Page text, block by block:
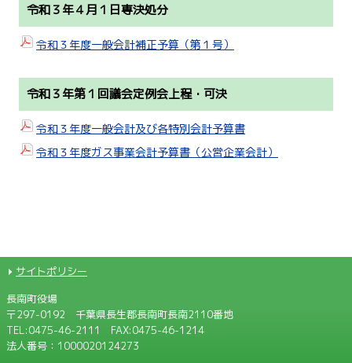
令和３年４月１日専決処分
令和３年度一般会計補正予算（第１号）
令和３年第１回議会定例会上程・可決
令和３年度一般会計及び各特別会計予算書
令和３年度ガス事業会計予算書（公営企業会計）
サイトポリシー
長南町役場
〒297-0192 千葉県長生郡長南町長南2110番地
TEL:0475-46-2111
FAX:0475-46-1214
法人番号：1000020124273